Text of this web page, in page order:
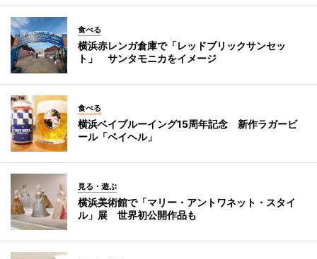
食べる
横浜赤レンガ倉庫で「レッドブリックサンセッ
ト」 サンタモニカをイメージ
食べる
横浜ベイブルーイング15周年記念 新作ラガービ
ール「ベイヘル」
見る・遊ぶ
横浜美術館で「マリー・アントワネット・スタイ
ル」展 世界初公開作品も